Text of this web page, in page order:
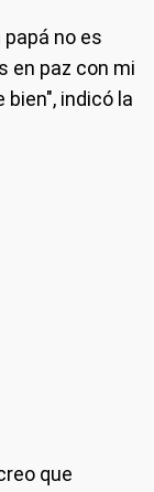
no es
en paz con mi
indicó la
que